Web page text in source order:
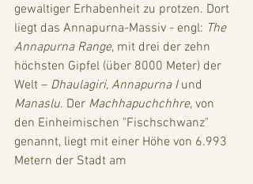
gewaltiger Erhabenheit zu protzen. Dort
liegt das Annapurna-Massiv - engl: The
Annapurna Range, mit drei der zehn
höchsten Gipfel (über 8000 Meter) der
Welt – Dhaulagiri, Annapurna I und
Manaslu. Der Machhapuchchhre, von
den Einheimischen "Fischschwanz"
genannt, liegt mit einer Höhe von 6.993
Metern der Stadt am